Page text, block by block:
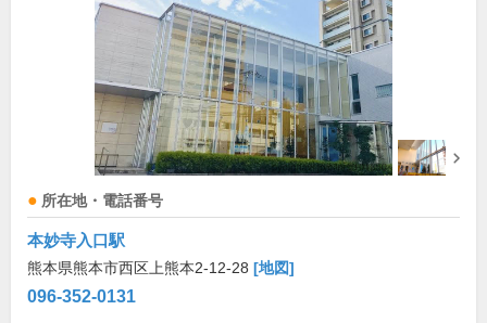
所在地・電話番号
本妙寺入口駅
熊本県熊本市西区上熊本2-12-28 [地図]
096-352-0131